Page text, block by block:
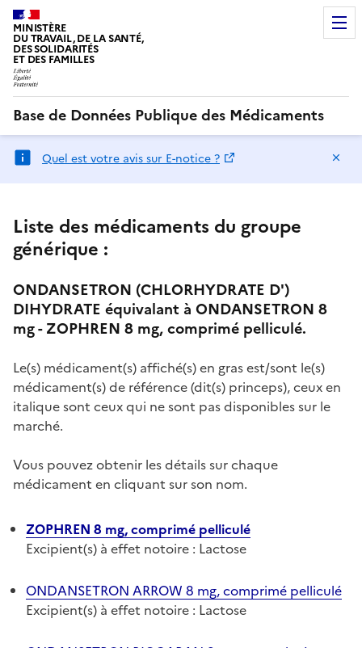
MINISTÈRE
DU TRAVAIL, DE LA SANTÉ,
DES SOLIDARITÉS
ET DES FAMILLES
Base de Données Publique des Médicaments
Quel est votre avis sur E-notice ?
Liste des médicaments du groupe
générique :
ONDANSETRON (CHLORHYDRATE D')
DIHYDRATE équivalant à ONDANSETRON 8
mg - ZOPHREN 8 mg, comprimé pelliculé.
Le(s) médicament(s) affiché(s) en gras est/sont le(s)
médicament(s) de référence (dit(s) princeps), ceux en
italique sont ceux qui ne sont pas disponibles sur le
marché.
Vous pouvez obtenir les détails sur chaque
médicament en cliquant sur son nom.
ZOPHREN 8 mg, comprimé pelliculé
Excipient(s) à effet notoire : Lactose
ONDANSETRON ARROW 8 mg, comprimé pelliculé
Excipient(s) à effet notoire : Lactose